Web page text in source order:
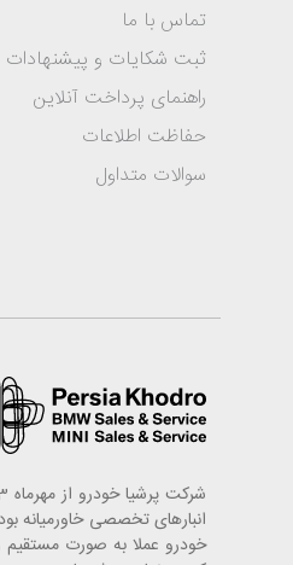
تماس با ما
ثبت شکایات و پیشنهادات
راهنمای پرداخت آنلاین
حفاظت اطلاعات
سوالات متداول
خودرو عملا به صورت